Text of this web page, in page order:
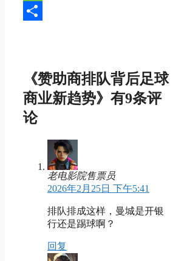
Message
《赞助商排队背后足球
商业新趋势》有9条评
论
老电影院售票员
2026年2月25日 下午5:41
排队排成这样，曼城是开银
行还是踢球啊？
回复